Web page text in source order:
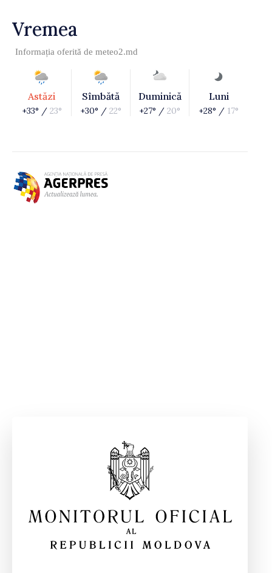
Vremea
Informația oferită de meteo2.md
Astăzi
+33° / 23°
Sîmbătă
+30° / 22°
Duminică
+27° / 20°
Luni
+28° / 17°